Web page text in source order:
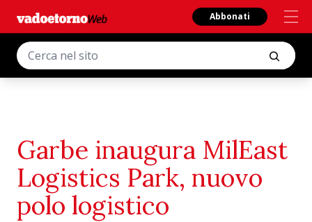
Abbonati
Garbe inaugura MilEast
Logistics Park, nuovo
polo logistico